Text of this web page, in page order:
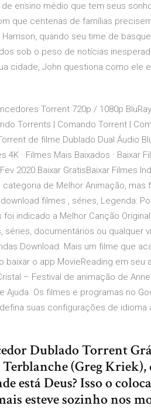
ensino médio que tem seus
que centenas de famílias precisem
quando seu time de
sob o peso de notícias
cidade, John questiona como ele
Torrent 720p / 1080p
Torrents | Comando Torrent |
de filme Dublado Dual Áudio
4K · Filmes Mais Baixados · Baixar
2020 Baixar GratisBaixar Filmes
de Melhor Animação, mas
filmes , séries, Legenda:
indicado a Melhor Canção
séries, documentários ou qualquer
Download. Mais um filme que
o app MovieReading em seu
– Festival de animação de
Os filmes e programas no
suas configurações de idioma
Dublado Torrent
(Greg Kriek),
está Deus? Isso o
esteve sozinho nos